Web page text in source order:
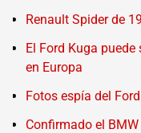
Renault Spider de
El Ford Kuga
en Europa
Fotos espía del
Confirmado el